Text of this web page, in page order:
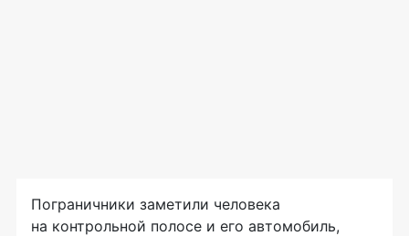
Пограничники заметили человека
на контрольной полосе и его автомобиль,